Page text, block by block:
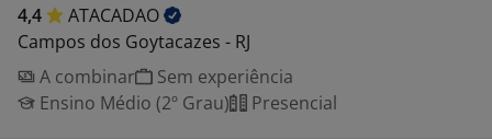
4,4
ATACADAO
Campos dos Goytacazes - RJ
A combinar
Sem experiência
Ensino Médio (2º Grau)
Presencial